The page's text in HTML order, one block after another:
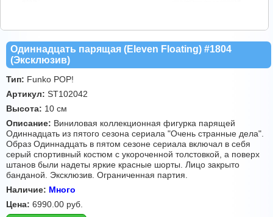
Одиннадцать парящая (Eleven Floating) #1804
(Эксклюзив)
Тип: Funko POP!
Артикул: ST102042
Высота: 10 см
Описание: Виниловая коллекционная фигурка парящей
Одиннадцать из пятого сезона сериала "Очень странные дела".
Образ Одиннадцать в пятом сезоне сериала включал в себя
серый спортивный костюм с укороченной толстовкой, а поверх
штанов были надеты яркие красные шорты. Лицо закрыто
банданой. Эксклюзив. Ограниченная партия.
Наличие: Много
Цена: 6990.00 руб.